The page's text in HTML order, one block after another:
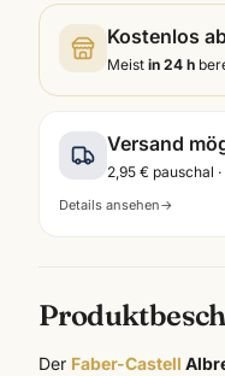
Kostenlos
Meist in 24 h
Versand
2,95 € pauschal
Details ansehen→
Der Faber-Castell